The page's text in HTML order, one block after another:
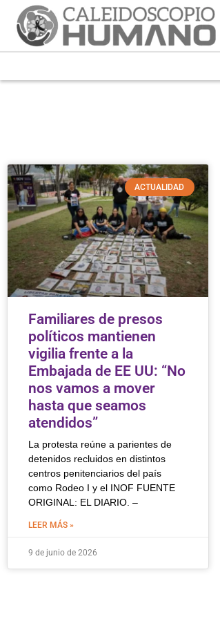
ACTUALIDAD
Familiares de presos
políticos mantienen
vigilia frente a la
Embajada de EE UU: “No
nos vamos a mover
hasta que seamos
atendidos”
La protesta reúne a parientes de
detenidos recluidos en distintos
centros penitenciarios del país
como Rodeo I y el INOF FUENTE
ORIGINAL: EL DIARIO. –
LEER MÁS »
9 de junio de 2026